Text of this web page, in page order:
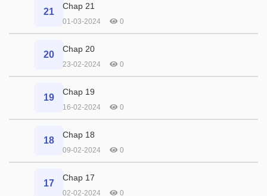
21
Chap 21
01-03-2024 0
20
Chap 20
23-02-2024 0
19
Chap 19
16-02-2024 0
18
Chap 18
09-02-2024 0
17
Chap 17
02-02-2024 0